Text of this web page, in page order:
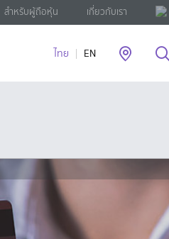
สำหรับผู้ถือหุ้น เกี่ยวกับเรา
ไทย EN